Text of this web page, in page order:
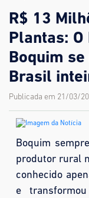
R$ 13
Plantas: O
Boquim
Brasil
Publicada em 21/03/
Boquim
produtor rural
conhecido
e